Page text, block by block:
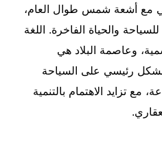
مع أشعة شمس طوال العام،
والحياة الفاخرة. اللغة
وعاصمة البلاد هي
بشكل رئيسي على السياحة
مع تزايد الاهتمام بالتنمية